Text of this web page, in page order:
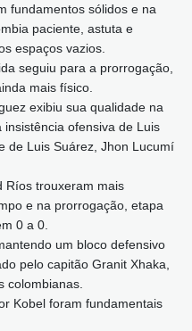
fundamentos sólidos e na
paciente, astuta e
espaços vazios.
seguiu para a prorrogação,
mais físico.
exibiu sua qualidade na
ofensiva de Luis
de Luis Suárez, Jhon Lucumí
Ríos trouxeram mais
e na prorrogação, etapa
0 a 0.
um bloco defensivo
pelo capitão Granit Xhaka,
colombianas.
Kobel foram fundamentais